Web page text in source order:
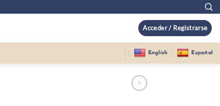
Acceder / Registrarse
English Español